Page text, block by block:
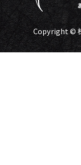
Copyright ©